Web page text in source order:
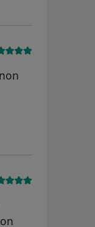
Giacomo di marino